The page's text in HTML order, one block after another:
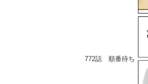
772話 順番待ち